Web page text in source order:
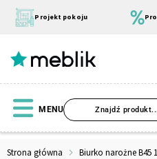
treści
Projekt pokoju
MENU
Strona główna Biurko narożne B45